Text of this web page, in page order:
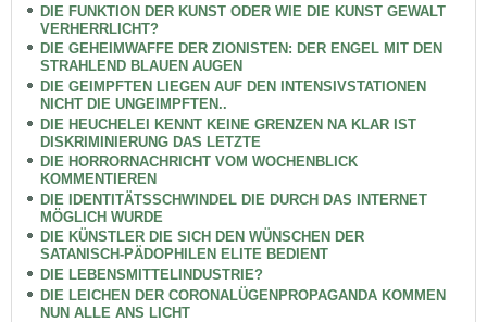
DIE FUNKTION DER KUNST ODER WIE DIE KUNST GEWALT
VERHERRLICHT?
DIE GEHEIMWAFFE DER ZIONISTEN: DER ENGEL MIT DEN
STRAHLEND BLAUEN AUGEN
DIE GEIMPFTEN LIEGEN AUF DEN INTENSIVSTATIONEN
NICHT DIE UNGEIMPFTEN..
DIE HEUCHELEI KENNT KEINE GRENZEN NA KLAR IST
DISKRIMINIERUNG DAS LETZTE
DIE HORRORNACHRICHT VOM WOCHENBLICK
KOMMENTIEREN
DIE IDENTITÄTSSCHWINDEL DIE DURCH DAS INTERNET
MÖGLICH WURDE
DIE KÜNSTLER DIE SICH DEN WÜNSCHEN DER
SATANISCH-PÄDOPHILEN ELITE BEDIENT
DIE LEBENSMITTELINDUSTRIE?
DIE LEICHEN DER CORONALÜGENPROPAGANDA KOMMEN
NUN ALLE ANS LICHT